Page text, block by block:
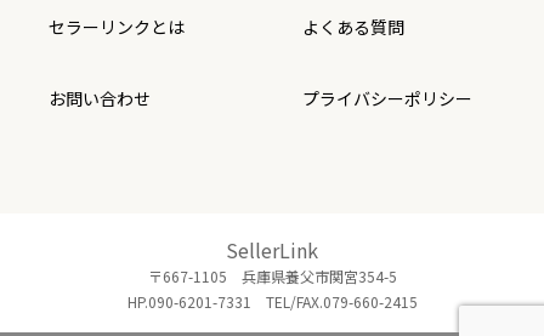
セラーリンクとは よくある質問
お問い合わせ プライバシーポリシー
SellerLink
〒667-1105 兵庫県養父市関宮354-5
HP.090-6201-7331 TEL/FAX.079-660-2415